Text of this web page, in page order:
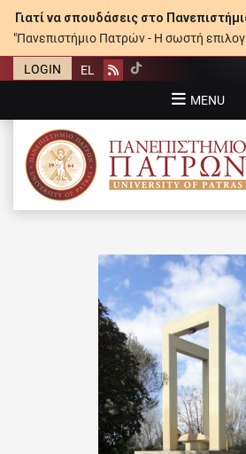
Γιατί να σπουδάσεις στο
"Πανεπιστήμιο Πατρών - Η σωστή
LOGIN EL Rss
MENU
ΠΑΝΕΠΙΣΤΉΜΙΟ